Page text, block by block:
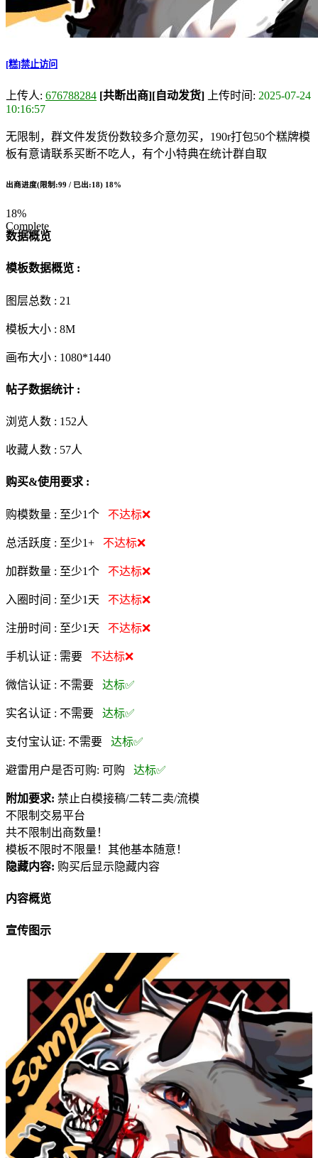
[糕]禁止访问
上传人: 676788284 [共断出商][自动发货] 上传时间: 2025-07-24
10:16:57
无限制，群文件发货份数较多介意勿买，190r打包50个糕牌模
板有意请联系买断不吃人，有个小特典在统计群自取
出商进度(限制:99 / 已出:18) 18%
18%
Complete
数据概览
模板数据概览 :
图层总数 : 21
模板大小 : 8M
画布大小 : 1080*1440
帖子数据统计 :
浏览人数 : 152人
收藏人数 : 57人
购买&使用要求 :
购模数量 : 至少1个 不达标❌
总活跃度 : 至少1+ 不达标❌
加群数量 : 至少1个 不达标❌
入圈时间 : 至少1天 不达标❌
注册时间 : 至少1天 不达标❌
手机认证 : 需要 不达标❌
微信认证 : 不需要 达标✅
实名认证 : 不需要 达标✅
支付宝认证: 不需要 达标✅
避雷用户是否可购: 可购 达标✅
附加要求: 禁止白模接稿/二转二卖/流模
不限制交易平台
共不限制出商数量！
模板不限时不限量！其他基本随意！
隐藏内容: 购买后显示隐藏内容
内容概览
宣传图示